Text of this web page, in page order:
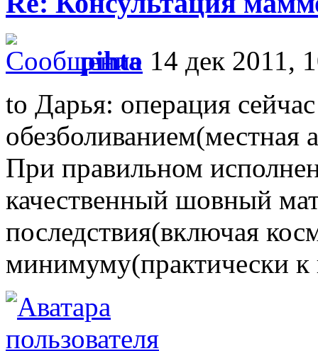
pihta 14 дек 2011,
to Дарья: операция
обезболиванием(местная
При правильном
качественный шовный
последствия(включая
минимуму(практически